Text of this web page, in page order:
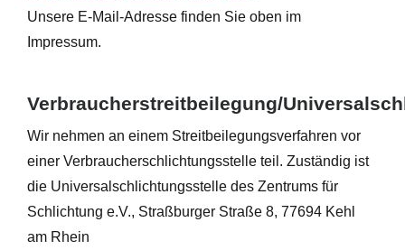
Unsere E-Mail-Adresse finden Sie oben im
Impressum.
Verbraucherstreitbeilegung/
Wir nehmen an einem Streitbeilegungsverfahren vor
einer Verbraucherschlichtungsstelle teil. Zuständig ist
die Universalschlichtungsstelle des Zentrums für
Schlichtung e.V., Straßburger Straße 8, 77694 Kehl
am Rhein